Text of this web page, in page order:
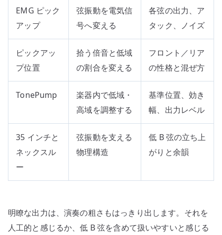
EMG ピック
アップ
弦振動を電気信
号へ変える
各弦の出力、ア
タック、ノイズ
ピックアッ
プ位置
拾う倍音と低域
の割合を変える
フロント／リア
の性格と混ぜ方
TonePump
楽器内で低域・
高域を調整する
基準位置、効き
幅、出力レベル
35 インチと
ネックスル
ー
弦振動を支える
物理構造
低 B 弦の立ち上
がりと余韻
明瞭な出力は、演奏の粗さもはっきり出します。それを
人工的と感じるか、低 B 弦を含めて扱いやすいと感じる